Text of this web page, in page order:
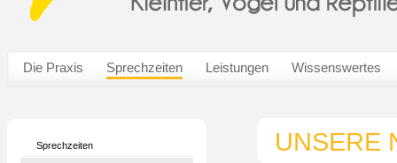
Die Praxis Sprechzeiten Leistungen Wissenswertes
Sprechzeiten
UNSERE